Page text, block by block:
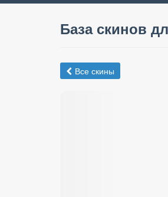
База скинов
Все скины